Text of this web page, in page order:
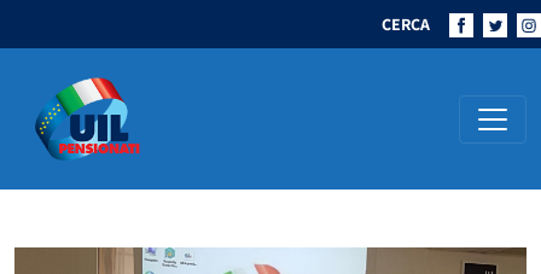
CERCA
Navigazione principale